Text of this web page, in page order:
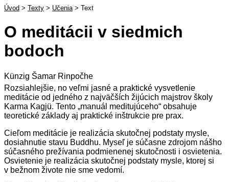
Úvod > Texty > Učenia > Text
O meditácii v siedmich
bodoch
Künzig Šamar Rinpočhe
Rozsiahlejšie, no veľmi jasné a praktické vysvetlenie
meditácie od jedného z najväčších žijúcich majstrov školy
Karma Kagjü. Tento „manuál meditujúceho“ obsahuje
teoretické základy aj praktické inštrukcie pre prax.
Cieľom meditácie je realizácia skutočnej podstaty mysle,
dosiahnutie stavu Buddhu. Myseľ je súčasne zdrojom nášho
súčasného prežívania podmienenej skutočnosti i osvietenia.
Osvietenie je realizácia skutočnej podstaty mysle, ktorej si
v bežnom živote nie sme vedomí.